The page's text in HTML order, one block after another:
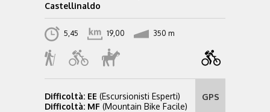
Castellinaldo
5,45 19,00 350 m
Difficoltà: EE (Escursionisti Esperti)
Difficoltà: MF (Mountain Bike Facile)
GPS